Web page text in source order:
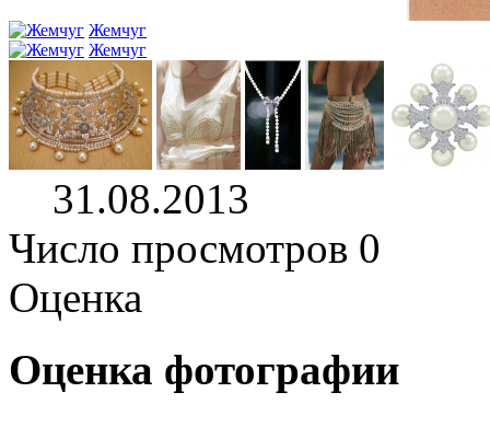
Жемчуг
Жемчуг
31.08.2013
Число просмотров 0
Оценка
Оценка фотографии